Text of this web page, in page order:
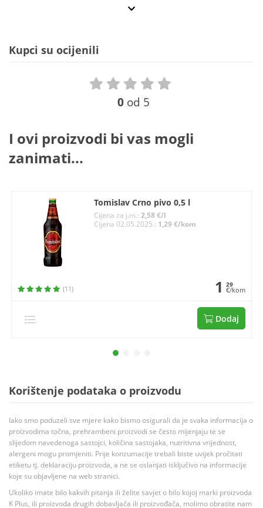
Kupci su ocijenili
0 od 5
I ovi proizvodi bi vas mogli
zanimati...
Tomislav Crno pivo 0,5 l
Cijena za j.m.:2,58 €/l
Cijena 02.05.2025.: 1,29 €/kom
(11) 1 29
€/kom
Dodaj
Korištenje podataka o proizvodu
Iako smo poduzeli sve mjere kako bismo osigurali da je svaka informacija o
proizvodima točna, prehrambeni proizvodi se često mijenjaju te se
slijedom navedenoga sastojci, količina sastojaka, nutritivna vrijednost,
alergeni mogu promjeniti. Prije konzumacije trebali biste uvijek pročitati
etiketu tj. deklaraciju proizvoda, a ne se oslanjati isključivo na informacije
koje su objavljene na web stranici.
Ukoliko imate bilo kakvih pitanja ili želite savjet o bilo kojoj marki proizvoda
K Plus, ili proizvoda drugih dobavljača ili proizvođača, molimo obratite nam